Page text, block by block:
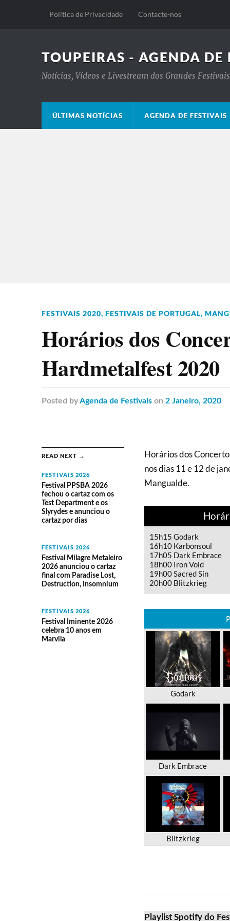
Política de Privacidade Contacte-nos
TOUPEIRAS - AGENDA DE
Notícias, Vídeos e Livestream dos Grandes
ÚLTIMAS NOTÍCIAS AGENDA DE FESTIVAIS
FESTIVAIS 2020, FESTIVAIS DE PORTUGAL,
Horários dos
Hardmetalfest 2020
Posted byAgenda de Festivais on 2 Janeiro, 2020
READ NEXT →
FESTIVAIS 2026
Festival PPSBA 2026
fechou o cartaz com os
Test Department e os
Slyrydes e anunciou o
cartaz por dias
FESTIVAIS 2026
Festival Milagre Metaleiro
2026 anunciou o cartaz
final com Paradise Lost,
Destruction, Insomnium
FESTIVAIS 2026
Festival Iminente 2026
celebra 10 anos em
Marvila
Horários dos
nos dias 11 e 12 de
Mangualde.
15h15 Godark
16h10 Karbonsoul
17h05 Dark Embrace
18h00 Iron Void
19h00 Sacred Sin
20h00 Blitzkrieg
Godark
Dark Embrace
Blitzkrieg
Playlist Spotify do